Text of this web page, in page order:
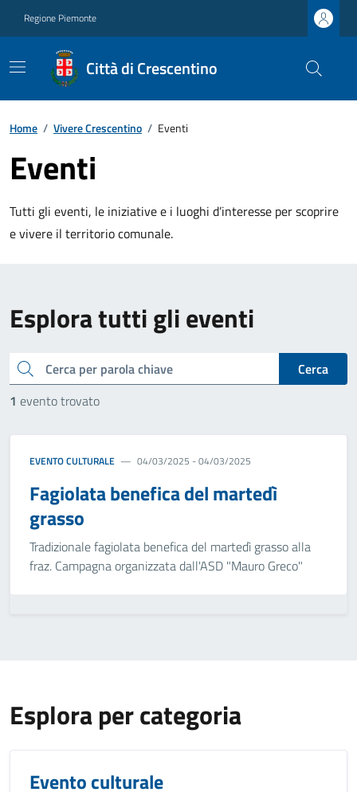
Regione Piemonte
Città di Crescentino
Home / Vivere Crescentino / Eventi
Eventi
Tutti gli eventi, le iniziative e i luoghi d’interesse per scoprire
e vivere il territorio comunale.
Esplora tutti gli eventi
cerca
Cerca
1 evento trovato
EVENTO CULTURALE 04/03/2025 - 04/03/2025
Fagiolata benefica del martedì
grasso
Tradizionale fagiolata benefica del martedì grasso alla
fraz. Campagna organizzata dall'ASD "Mauro Greco"
Esplora per categoria
Evento culturale